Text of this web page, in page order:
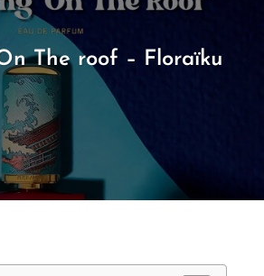
The roof – Floraïku